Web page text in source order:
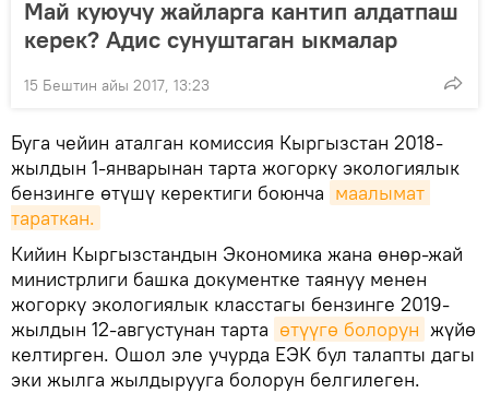
Май куюучу жайларга кантип алдатпаш
керек? Адис сунуштаган ыкмалар
15 Бештин айы 2017, 13:23
Буга чейин аталган комиссия Кыргызстан 2018-
жылдын 1-январынан тарта жогорку экологиялык
бензинге өтүшү керектиги боюнча маалымат
тараткан.
Кийин Кыргызстандын Экономика жана өнөр-жай
министрлиги башка документке таянуу менен
жогорку экологиялык класстагы бензинге 2019-
жылдын 12-августунан тарта өтүүгө болорун жүйө
келтирген. Ошол эле учурда ЕЭК бул талапты дагы
эки жылга жылдырууга болорун белгилеген.